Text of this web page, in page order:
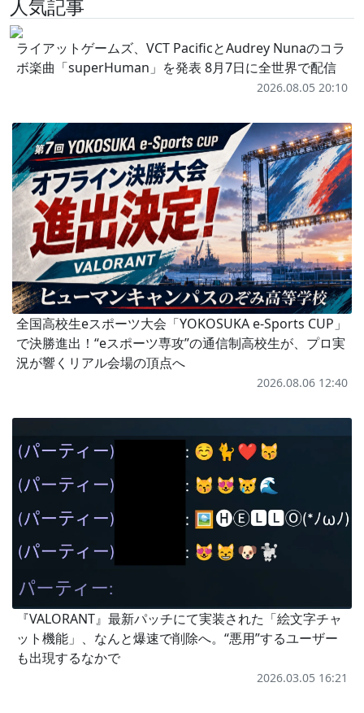
人気記事
ライアットゲームズ、VCT PacificとAudrey Nunaのコラ
ボ楽曲「superHuman」を発表 8月7日に全世界で配信
2026.08.05 20:10
全国高校生eスポーツ大会「YOKOSUKA e-Sports CUP」
で決勝進出！“eスポーツ専攻”の通信制高校生が、プロ実
況が響くリアル会場の頂点へ
2026.08.06 12:40
『VALORANT』最新パッチにて実装された「絵文字チャ
ット機能」、なんと爆速で削除へ。“悪用”するユーザー
も出現するなかで
2026.03.05 16:21